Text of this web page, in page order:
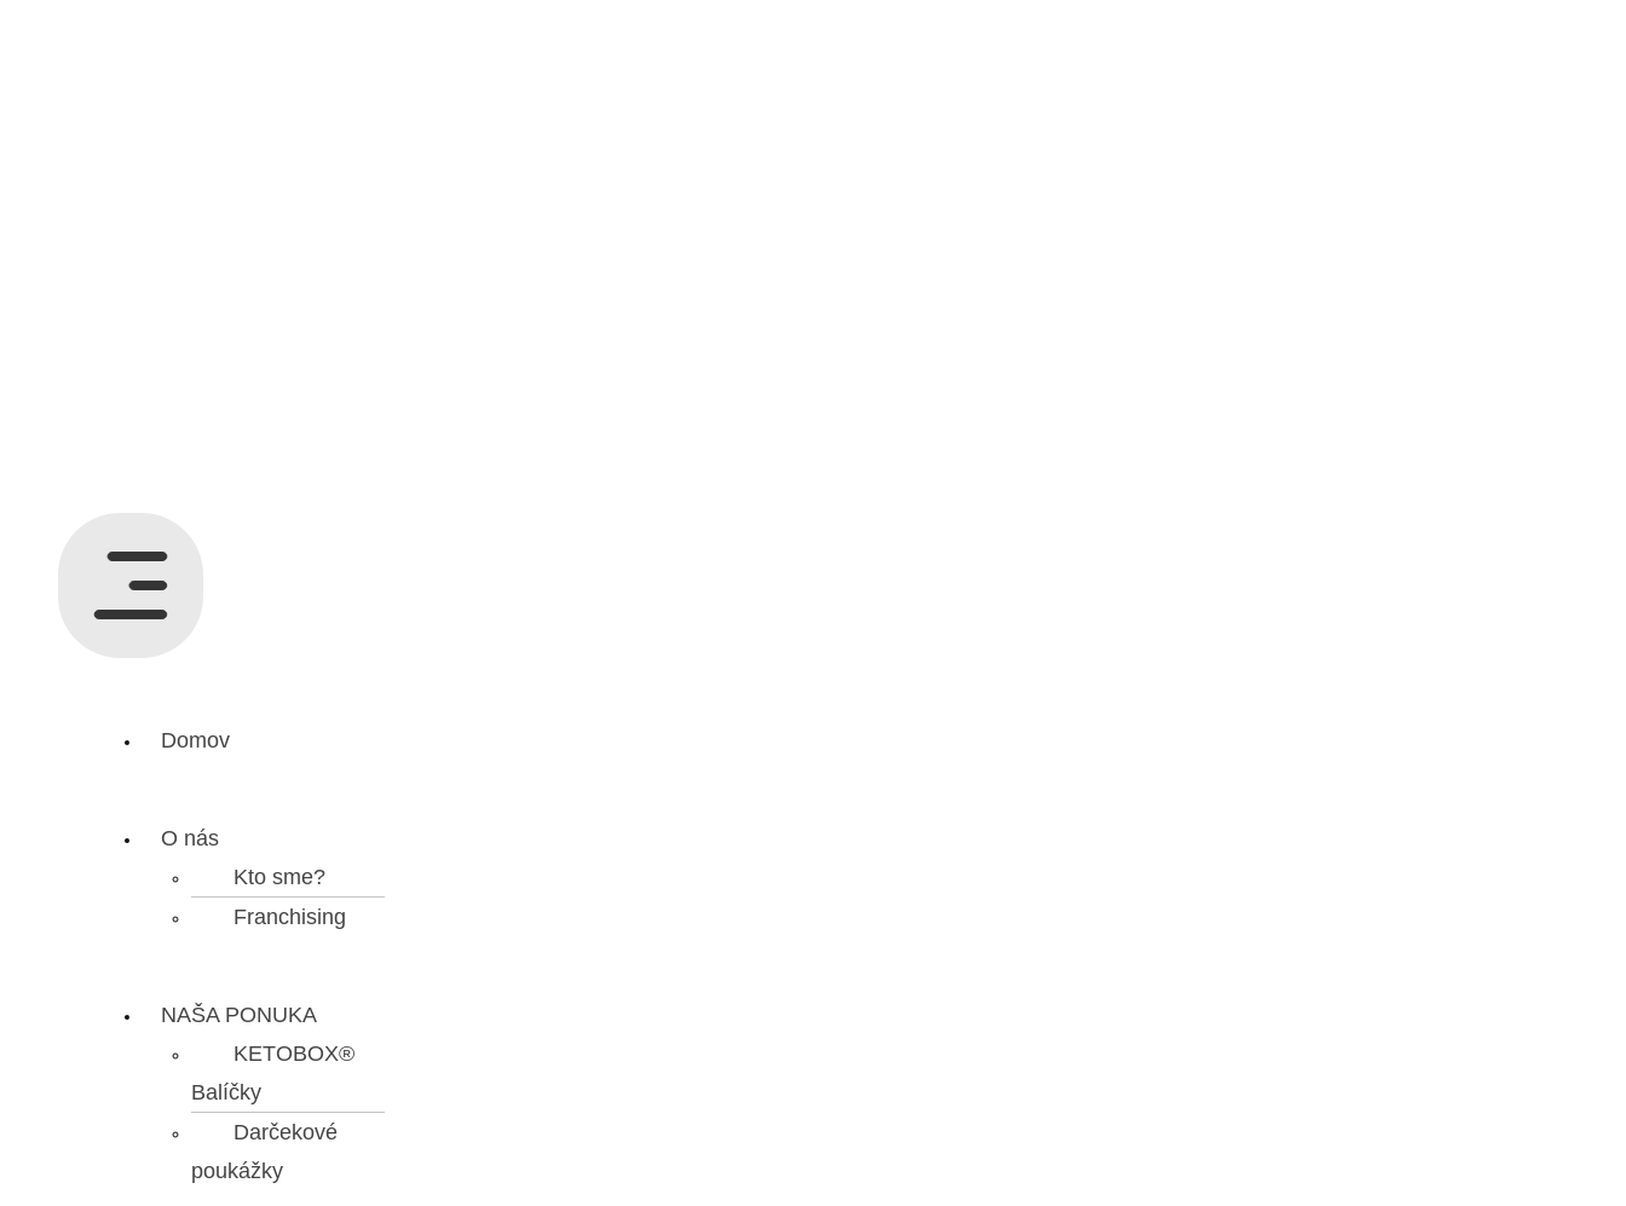
Domov
O nás
Kto sme?
Franchising
NAŠA PONUKA
KETOBOX®
Balíčky
Darčekové
poukážky